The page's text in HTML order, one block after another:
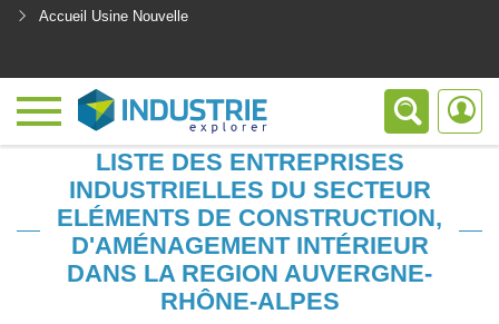
Accueil Usine Nouvelle
LISTE DES ENTREPRISES
INDUSTRIELLES DU SECTEUR
ELÉMENTS DE CONSTRUCTION,
D'AMÉNAGEMENT INTÉRIEUR
DANS LA REGION AUVERGNE-
RHÔNE-ALPES